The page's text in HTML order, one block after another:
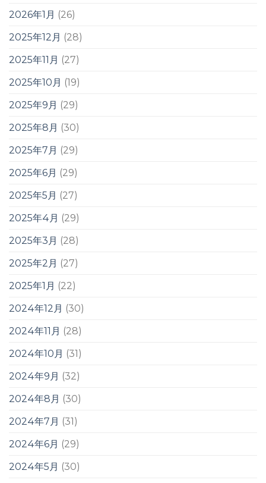
2026年1月 (26)
2025年12月 (28)
2025年11月 (27)
2025年10月 (19)
2025年9月 (29)
2025年8月 (30)
2025年7月 (29)
2025年6月 (29)
2025年5月 (27)
2025年4月 (29)
2025年3月 (28)
2025年2月 (27)
2025年1月 (22)
2024年12月 (30)
2024年11月 (28)
2024年10月 (31)
2024年9月 (32)
2024年8月 (30)
2024年7月 (31)
2024年6月 (29)
2024年5月 (30)